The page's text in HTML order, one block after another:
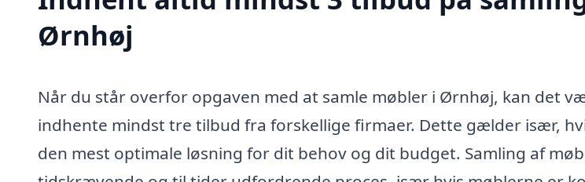
Ørnhøj
Når du står overfor opgaven med at samle møbler i Ørnhøj, kan det
indhente mindst tre tilbud fra forskellige firmaer. Dette gælder især,
den mest optimale løsning for dit behov og dit budget. Samling af